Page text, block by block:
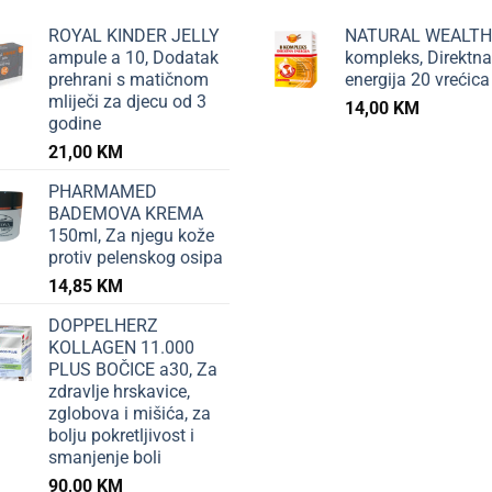
ROYAL KINDER JELLY
ampule a 10, Dodatak
prehrani s matičnom
mliječi za djecu od 3
godine
21,00 KM
PHARMAMED
BADEMOVA KREMA
150ml, Za njegu kože
protiv pelenskog osipa
14,85 KM
DOPPELHERZ
KOLLAGEN 11.000
PLUS BOČICE a30, Za
zdravlje hrskavice,
zglobova i mišića, za
bolju pokretljivost i
smanjenje boli
90,00 KM
NATURAL
kompleks, Direktna
energija 20 vrećica
14,00 KM